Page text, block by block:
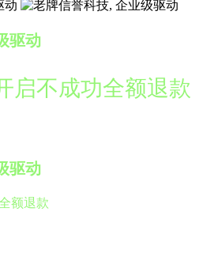
驱动
启不成功全额退款
驱动
额退款